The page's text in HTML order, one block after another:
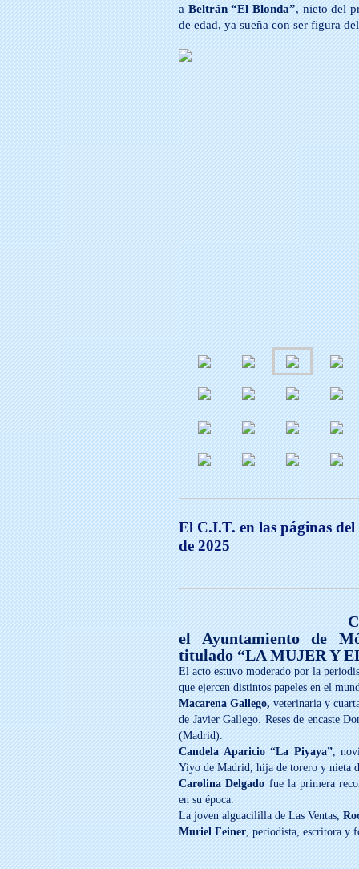
aBeltrán “El Blonda”, nieto del
de edad, ya sueña con ser figura
El C.I.T. en las páginas
de 2025
el Ayuntamiento de
titulado “LA MUJER Y
El acto estuvo moderado por la
que ejercen distintos papeles en el
Macarena Gallego, veterinaria y
de Javier Gallego. Reses de encaste
(Madrid).
Candela Aparicio “La Piyaya”,
Yiyo de Madrid, hija de torero y nieta
Carolina Delgadofue la primera
en su época.
La joven alguacililla de Las Ventas,
Muriel Feiner, periodista, escritora y